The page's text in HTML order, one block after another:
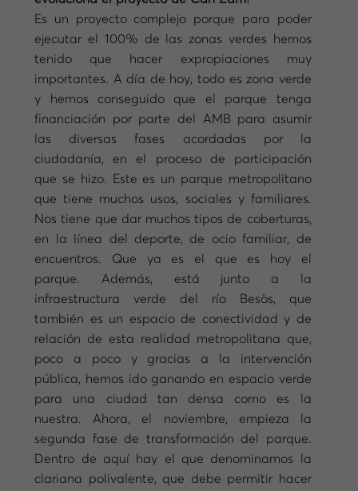
Es un proyecto complejo porque para poder
ejecutar el 100% de las zonas verdes hemos
tenido que hacer expropiaciones muy
importantes. A día de hoy, todo es zona verde
y hemos conseguido que el parque tenga
financiación por parte del AMB para asumir
las diversas fases acordadas por la
ciudadanía, en el proceso de participación
que se hizo. Este es un parque metropolitano
que tiene muchos usos, sociales y familiares.
Nos tiene que dar muchos tipos de coberturas,
en la línea del deporte, de ocio familiar, de
encuentros. Que ya es el que es hoy el
parque. Además, está junto a la
infraestructura verde del río Besòs, que
también es un espacio de conectividad y de
relación de esta realidad metropolitana que,
poco a poco y gracias a la intervención
pública, hemos ido ganando en espacio verde
para una ciudad tan densa como es la
nuestra. Ahora, el noviembre, empieza la
segunda fase de transformación del parque.
Dentro de aquí hay el que denominamos la
clariana polivalente, que debe permitir hacer